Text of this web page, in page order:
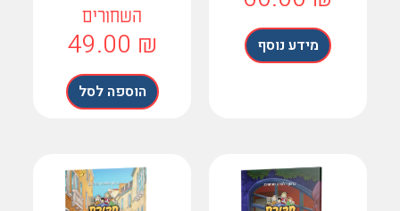
מידע נוסף
השחורים
49.00
הוספה לסל